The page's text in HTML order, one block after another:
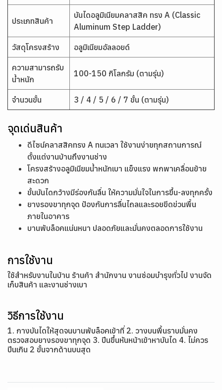
ประเภทสินค้า
บันไดอลูมิเนียมคลาสสิค ทรง A (Classic
Aluminum Step Ladder)
วัสดุโครงสร้าง อลูมิเนียมอัลลอยด์
ความสามารถรับ
น้ำหนัก
100-150 กิโลกรัม (ตามรุ่น)
จำนวนขั้น 3 / 4 / 5 / 6 / 7 ขั้น (ตามรุ่น)
จุดเด่นสินค้า
ดีไซน์คลาสสิคทรง A ทนเวลา ใช้งานง่ายทุกสถานการณ์
ตั้งแต่งานบ้านถึงงานช่าง
โครงสร้างอลูมิเนียมน้ำหนักเบา แข็งแรง พกพาเคลื่อนย้าย
สะดวก
ขั้นบันไดกว้างมีร่องกันลื่น ให้ความมั่นใจในการขึ้น-ลงทุกครั้ง
ยางรองขาทุกจุด ป้องกันการลื่นไถลและรอยขีดข่วนพื้น
ภายในอาคาร
บานพับล็อคแน่นหนา ปลอดภัยและมั่นคงตลอดการใช้งาน
การใช้งาน
ใช้สำหรับงานในบ้าน ร้านค้า สำนักงาน งานซ่อมบำรุงทั่วไป งานจัด
เก็บสินค้า และงานช่างเบา
วิธีการใช้งาน
1. กางบันไดให้สุดจนบานพับล็อคเข้าที่ 2. วางบนพื้นราบมั่นคง
ตรวจสอบยางรองขาทุกจุด 3. ปีนขึ้นหันหน้าเข้าหาบันได 4. ไม่ควร
ปีนเกิน 2 ขั้นจากด้านบนสุด